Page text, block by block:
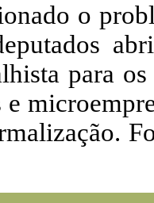
o
para
e